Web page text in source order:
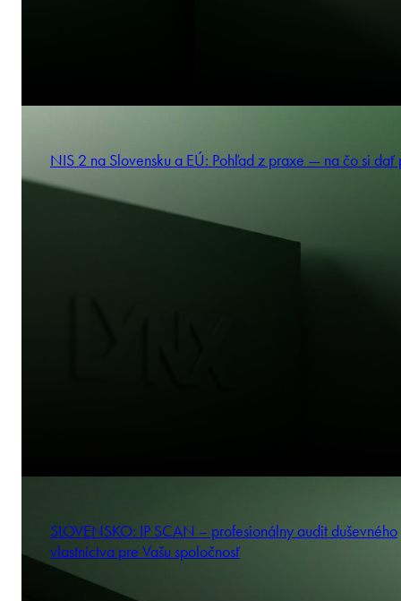
NIS 2 na Slovensku a EÚ: Pohľad z praxe — na čo si dať
SLOVENSKO: IP SCAN – profesionálny audit duševného
vlastníctva pre Vašu spoločnosť